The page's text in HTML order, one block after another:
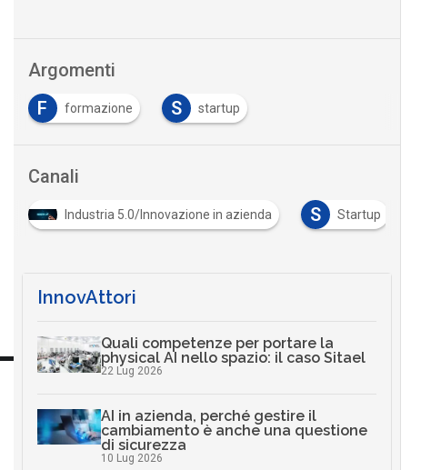
Argomenti
F
formazione S startup
Canali
Industria 5.0/Innovazione in azienda S Startup
InnovAttori
Quali competenze per portare la
physical AI nello spazio: il caso Sitael
22 Lug 2026
AI in azienda, perché gestire il
cambiamento è anche una questione
di sicurezza
10 Lug 2026